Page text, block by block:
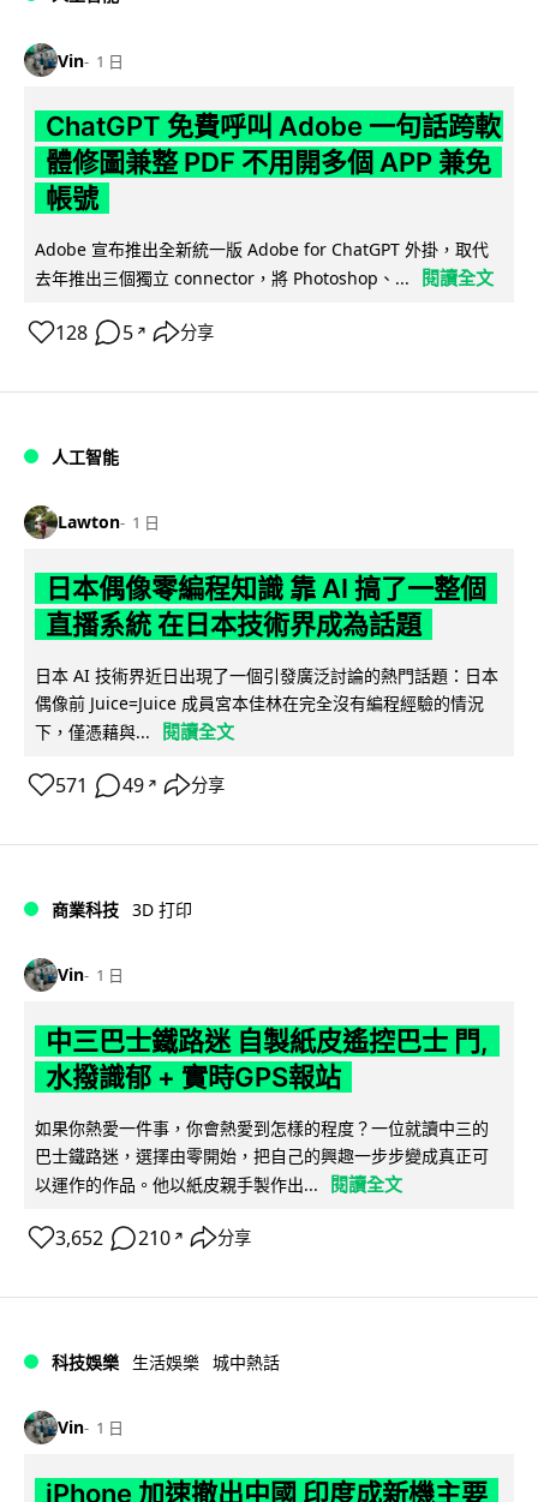
Vin 1 日
ChatGPT 免費呼叫 Adobe 一句話跨軟
體修圖兼整 PDF 不用開多個 APP 兼免
帳號
Adobe 宣布推出全新統一版 Adobe for ChatGPT 外掛，取代
去年推出三個獨立 connector，將 Photoshop、...
閱讀全文
128 5 ↗ 分享
人工智能
Lawton 1 日
日本偶像零編程知識 靠 AI 搞了一整個
直播系統 在日本技術界成為話題
日本 AI 技術界近日出現了一個引發廣泛討論的熱門話題：日本
偶像前 Juice=Juice 成員宮本佳林在完全沒有編程經驗的情況
下，僅憑藉與...
閱讀全文
571 49 ↗ 分享
商業科技 3D 打印
Vin 1 日
中三巴士鐵路迷 自製紙皮遙控巴士 門,
水撥識郁 + 實時GPS報站
如果你熱愛一件事，你會熱愛到怎樣的程度？一位就讀中三的
巴士鐵路迷，選擇由零開始，把自己的興趣一步步變成真正可
以運作的作品。他以紙皮親手製作出...
閱讀全文
3,652 210 ↗ 分享
科技娛樂 生活娛樂 城中熱話
Vin 1 日
iPhone 加速撤出中國 印度成新機主要